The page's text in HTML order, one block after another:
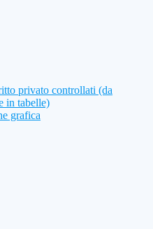
privato controllati (da
in tabelle)
grafica